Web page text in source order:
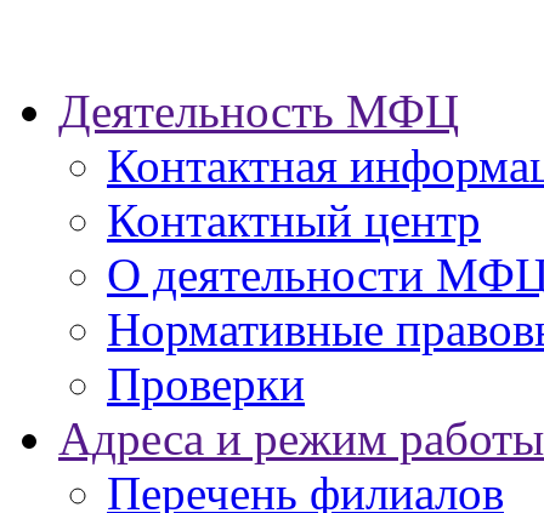
Деятельность МФЦ
Контактная
Контактный центр
О деятельности
Нормативные
Проверки
Адреса и режим работы
Перечень филиалов